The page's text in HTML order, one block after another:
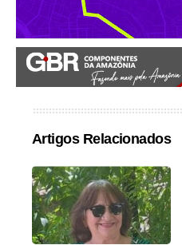
Artigos Relacionados